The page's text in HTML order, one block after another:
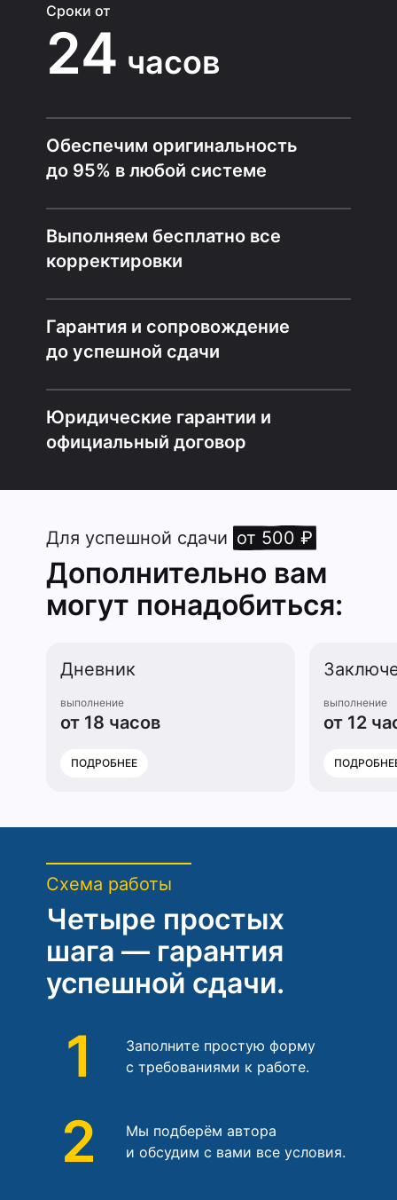
Сроки от
24 часов
Обеспечим оригинальность
до 95% в любой системе
Выполняем бесплатно все
корректировки
Гарантия и сопровождение
до успешной сдачи
Юридические гарантии и
официальный договор
Для успешной сдачи от 500 ₽
Дополнительно вам
могут понадобиться:
Дневник
выполнение
от 18 часов
ПОДРОБНЕЕ
выполнение
от 12
Схема работы
Четыре простых
шага — гарантия
успешной сдачи.
1
Заполните простую форму
с требованиями к работе.
2
Мы подберём автора
и обсудим с вами все условия.